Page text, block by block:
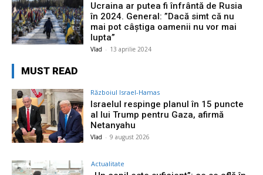
Ucraina ar putea fi înfrântă de Rusia
în 2024. General: ”Dacă simt că nu
mai pot câștiga oamenii nu vor mai
lupta”
Vlad - 13 aprilie 2024
MUST READ
Războiul Israel-Hamas
Israelul respinge planul în 15 puncte
al lui Trump pentru Gaza, afirmă
Netanyahu
Vlad - 9 august 2026
Actualitate